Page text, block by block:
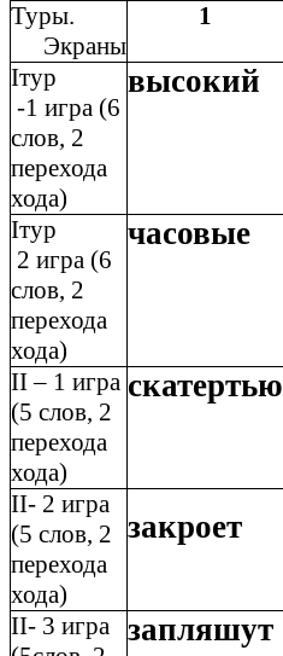
Туры.
Экраны
1
Iтур
-1 игра (6
слов, 2
перехода
хода)
высокий
Iтур
2 игра (6
слов, 2
перехода
хода)
часовые
II – 1 игра
(5 слов, 2
перехода
хода)
скатертью
II- 2 игра
(5 слов, 2
перехода
хода)
закроет
II- 3 игра
запляшут